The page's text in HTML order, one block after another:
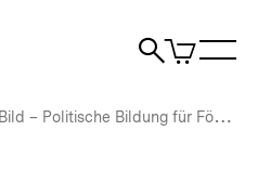
Suche
Artikel
im
– Politische Bildung für Förderschulen